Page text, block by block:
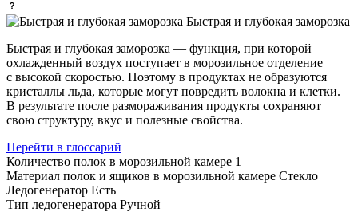
Быстрая и глубокая заморозка
Быстрая и глубокая заморозка — функция, при которой
охлажденный воздух поступает в морозильное отделение
с высокой скоростью. Поэтому в продуктах не образуются
кристаллы льда, которые могут повредить волокна и клетки.
В результате после размораживания продукты сохраняют
свою структуру, вкус и полезные свойства.
Перейти в глоссарий
Количество полок в морозильной камере 1
Материал полок и ящиков в морозильной камере Стекло
Ледогенератор Есть
Тип ледогенератора Ручной